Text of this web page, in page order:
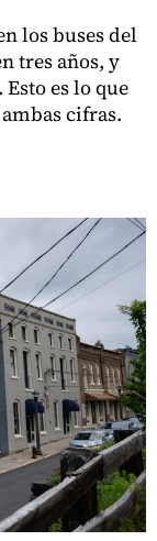
los buses del
tres años, y
es lo que
cifras.